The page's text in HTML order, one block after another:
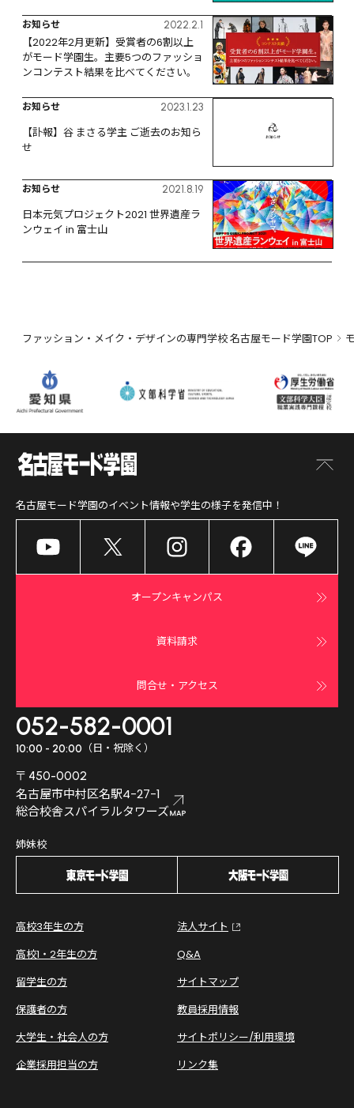
お知らせ 2022.2.1
【2022年2月更新】受賞者の6割以上
がモード学園生。主要5つのファッショ
ンコンテスト結果を比べてください。
お知らせ 2023.1.23
【訃報】谷 まさる学主 ご逝去のお知ら
せ
お知らせ 2021.8.19
日本元気プロジェクト2021 世界遺産ラ
ンウェイ in 富士山
ファッション・メイク・デザインの専門学校 名古屋モード学園TOP
名古屋モード学園のイベント情報や学生の様子を発信中！
オープンキャンパス
資料請求
問合せ・アクセス
052-582-0001
10:00 - 20:00 （日・祝除く）
〒450-0002
名古屋市中村区名駅4-27-1
総合校舎スパイラルタワーズ
姉妹校
高校3年生の方
高校1・2年生の方
留学生の方
保護者の方
大学生・社会人の方
企業採用担当の方
法人サイト
Q&A
サイトマップ
教員採用情報
サイトポリシー/利用環境
リンク集